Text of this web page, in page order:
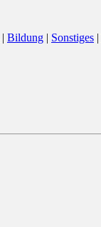
| Bildung | Sonstiges |